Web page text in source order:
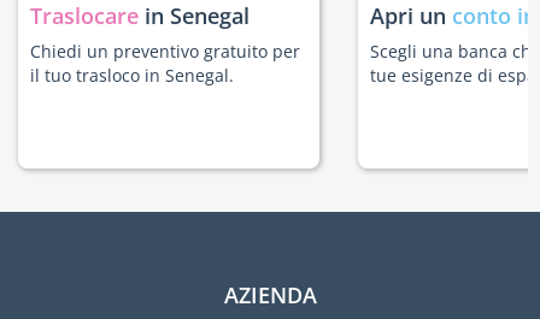
Traslocare in Senegal
Chiedi un preventivo gratuito per
il tuo trasloco in Senegal.
Apri un conto
Scegli una banca
tue esigenze di
AZIENDA